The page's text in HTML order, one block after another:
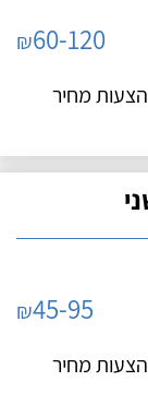
₪60-120
₪45-95